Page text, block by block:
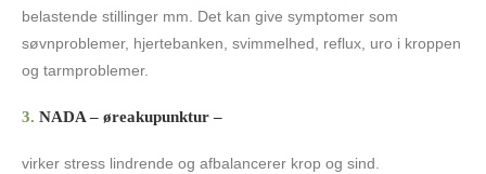
belastende stillinger mm. Det kan give symptomer som
søvnproblemer, hjertebanken, svimmelhed, reflux, uro i kroppen
og tarmproblemer.
3. NADA – øreakupunktur –
virker stress lindrende og afbalancerer krop og sind.